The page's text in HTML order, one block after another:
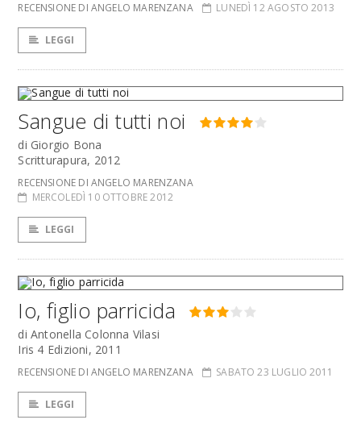
RECENSIONE DI ANGELO MARENZANA LUNEDÌ 12 AGOSTO 2013
LEGGI
Sangue di tutti noi
di Giorgio Bona
Scritturapura, 2012
RECENSIONE DI ANGELO MARENZANA
MERCOLEDÌ 10 OTTOBRE 2012
LEGGI
Io, figlio parricida
di Antonella Colonna Vilasi
Iris 4 Edizioni, 2011
RECENSIONE DI ANGELO MARENZANA SABATO 23 LUGLIO 2011
LEGGI